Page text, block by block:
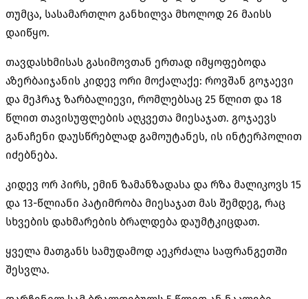
თუმცა, სასამართლო განხილვა მხოლოდ 26 მაისს
დაიწყო.
თავდასხმისას გასიმოვთან ერთად იმყოფებოდა
აზერბაიჯანის კიდევ ორი მოქალაქე: როვშან გოჯაევი
და მეჰრაჯ ზარბალიევი, რომლებსაც 25 წლით და 18
წლით თავისუფლების აღკვეთა მიესაჯათ. გოჯაევს
განაჩენი დაუსწრებლად გამოუტანეს, ის ინტერპოლით
იძებნება.
კიდევ ორ პირს, ემინ ზამანზადასა და რზა მალიკოვს 15
და 13-წლიანი პატიმრობა მიესაჯათ მას შემდეგ, რაც
სხვების დახმარების ბრალდება დაუმტკიცდათ.
ყველა მათგანს სამუდამოდ აეკრძალა საფრანგეთში
შესვლა.